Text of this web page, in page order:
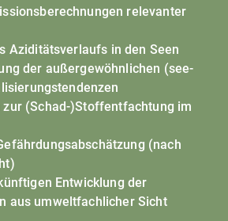
relevanter
Aziditätsverlaufs in den Seen
der außergewöhnlichen (see-
zur (Schad-)Stoffentfachtung im
(nach
Entwicklung der
aus umweltfachlicher Sicht